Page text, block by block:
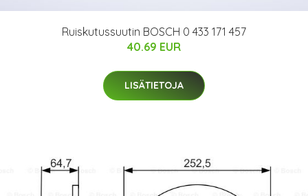
Ruiskutussuutin BOSCH 0 433 171 457
40.69 EUR
LISÄTIETOJA